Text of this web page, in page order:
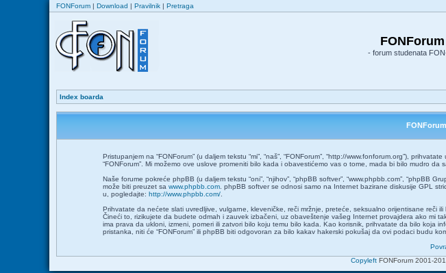
FONForum | Download | Pravilnik | Pretraga
FONForum
- forum studenata
Index boarda
Pristupanjem na “FONForum” (u daljem tekstu “mi”, “naš”, “FONForum”, “http://www.fonforum.org”),
“FONForum”. Mi možemo ove uslove promeniti bilo kada i obavestićemo vas o tome, mada bi bilo mudro
Naše forume pokreće phpBB (u daljem tekstu “oni”, “njihov”, “phpBB softver”, “www.phpbb.com”, “phpBB
može biti preuzet sa www.phpbb.com. phpBB softver se odnosi samo na Internet bazirane diskusije GPL
u, pogledajte: http://www.phpbb.com/.
Prihvatate da nećete slati uvredljive, vulgarne, kleveničke, reči mržnje, preteće, seksualno orijentisane reči
Čineći to, rizikujete da budete odmah i zauvek izbačeni, uz obaveštenje vašeg Internet provajdera ako mi
ima prava da ukloni, izmeni, pomeri ili zatvori bilo koju temu bilo kada. Kao korisnik, prihvatate da bilo koja
pristanka, niti će “FONForum” ili phpBB biti odgovoran za bilo kakav hakerski pokušaj da ovi podaci budu
CopyleftFONForum 2001-